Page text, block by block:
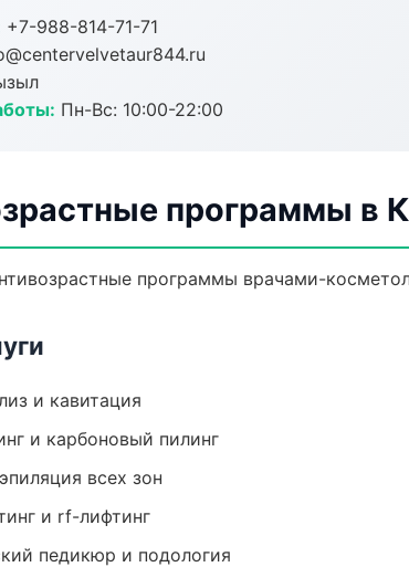
+7-988-814-71-71
Пн-Вс: 10:00-22:00
программы в
программы врачами-
и кавитация
и карбоновый пилинг
всех зон
и rf-лифтинг
педикюр и подология